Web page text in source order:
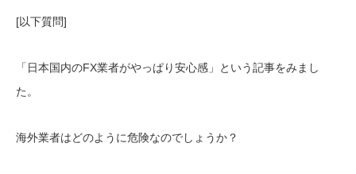
[以下質問]
「日本国内のFX業者がやっぱり安心感」という記事をみまし
た。
海外業者はどのように危険なのでしょうか？